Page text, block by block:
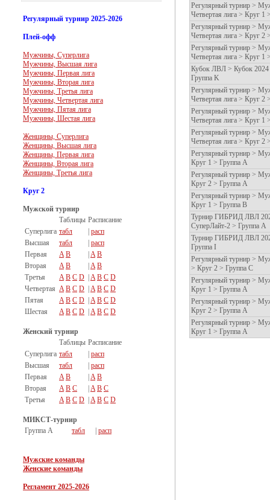
Регулярный турнир 2025-2026
Плей-офф
Мужчины, Суперлига
Мужчины, Высшая лига
Мужчины, Первая лига
Мужчины, Вторая лига
Мужчины, Третья лига
Мужчины, Четвертая лига
Мужчины, Пятая лига
Мужчины, Шестая лига
Женщины, Суперлига
Женщины, Высшая лига
Женщины, Первая лига
Женщины, Вторая лига
Женщины, Третья лига
Круг 2
Мужской турнир
Таблицы Расписание
Суперлига табл
расп
Высшая
табл
расп
Первая
A B A B
Вторая
A B A B
Третья
A B C D A B C D
Четвертая A B C D A B C D
Пятая
A B C D A B C D
Шестая
A B C D A B C D
Женский турнир
Таблицы Расписание
Суперлига табл
расп
Высшая
табл
расп
Первая
A B A B
Вторая
A B C A B C
Третья
A B C D A B C D
МИКСТ-турнир
Группа А
табл расп
Мужские команды
Женские команды
Регламент 2025-2026
Регулярный турнир >
Четвертая лига > Круг 1
Регулярный турнир >
Четвертая лига > Круг 2
Регулярный турнир >
Четвертая лига > Круг 1
Кубок ЛВЛ > Кубок
Группа K
Регулярный турнир >
Четвертая лига > Круг 2
Регулярный турнир >
Четвертая лига > Круг 1
Регулярный турнир >
Четвертая лига > Круг 2
Регулярный турнир >
Круг 1 > Группа А
Регулярный турнир >
Круг 2 > Группа А
Регулярный турнир >
Круг 1 > Группа В
Турнир ГИБРИД ЛВЛ
СуперЛайт-2 > Группа A
Турнир ГИБРИД ЛВЛ
Группа I
Регулярный турнир >
> Круг 2 > Группа С
Регулярный турнир >
Круг 1 > Группа А
Регулярный турнир >
Круг 2 > Группа А
Регулярный турнир >
Круг 1 > Группа А